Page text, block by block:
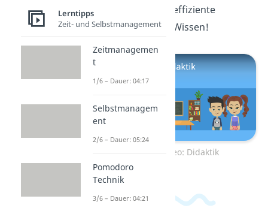
Modelle für die effiziente
Aneignung von Wissen!
Zum Video: Didaktik
Lerntipps
Zeit- und Selbstmanagement
Zeitmanagemen
t
1/6 – Dauer: 04:17
Selbstmanagem
ent
2/6 – Dauer: 05:24
Pomodoro
Technik
3/6 – Dauer: 04:21